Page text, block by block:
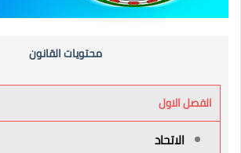
محتويات القانون
الفصل الاول
الاتحاد